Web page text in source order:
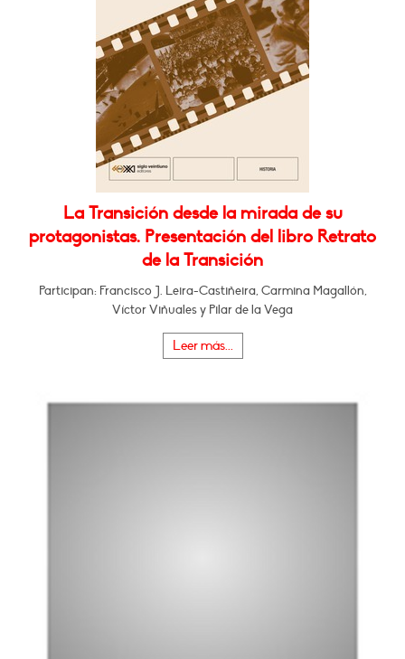
La Transición desde la mirada de su
protagonistas. Presentación del libro Retrato
de la Transición
Participan: Francisco J. Leira-Castiñeira, Carmina Magallón,
Víctor Viñuales y Pilar de la Vega
Leer más...